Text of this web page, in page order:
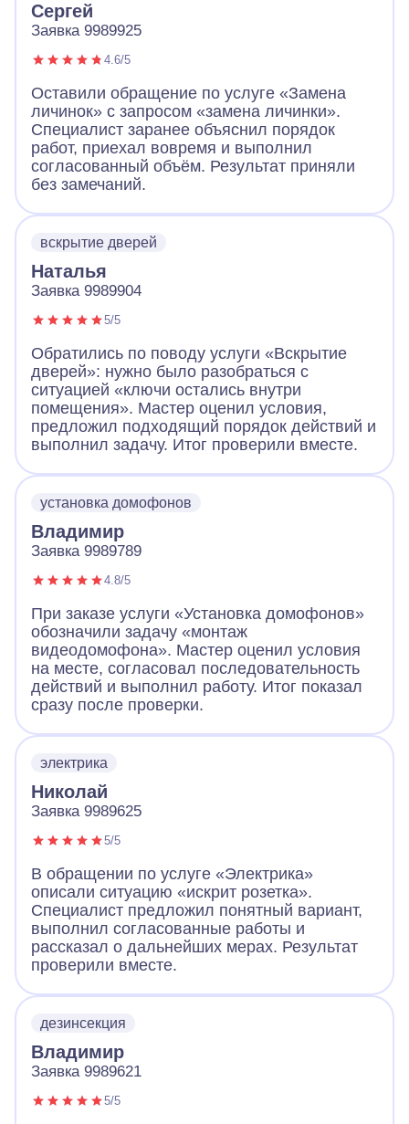
Сергей
Заявка 9989925
4.6/5
Оставили обращение по услуге «Замена
личинок» с запросом «замена личинки».
Специалист заранее объяснил порядок
работ, приехал вовремя и выполнил
согласованный объём. Результат приняли
без замечаний.
вскрытие дверей
Наталья
Заявка 9989904
5/5
Обратились по поводу услуги «Вскрытие
дверей»: нужно было разобраться с
ситуацией «ключи остались внутри
помещения». Мастер оценил условия,
предложил подходящий порядок действий и
выполнил задачу. Итог проверили вместе.
установка домофонов
Владимир
Заявка 9989789
4.8/5
При заказе услуги «Установка домофонов»
обозначили задачу «монтаж
видеодомофона». Мастер оценил условия
на месте, согласовал последовательность
действий и выполнил работу. Итог показал
сразу после проверки.
электрика
Николай
Заявка 9989625
5/5
В обращении по услуге «Электрика»
описали ситуацию «искрит розетка».
Специалист предложил понятный вариант,
выполнил согласованные работы и
рассказал о дальнейших мерах. Результат
проверили вместе.
дезинсекция
Владимир
Заявка 9989621
5/5